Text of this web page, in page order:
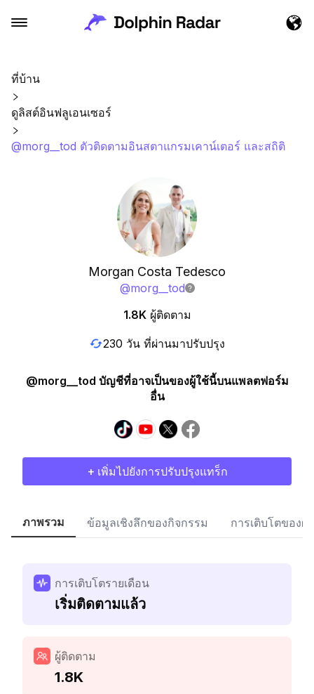
ที่บ้าน
ดูลิสต์อินฟลูเอนเซอร์
@morg__tod ตัวติดตามอินสตาแกรมเคาน์เตอร์ และสถิติ
Morgan Costa Tedesco
@morg__tod
1.8K ผู้ติดตาม
230 วัน ที่ผ่านมาปรับปรุง
@morg__tod บัญชีที่อาจเป็นของผู้ใช้นี้บนแพลตฟอร์ม
อื่น
+ เพิ่มไปยังการปรับปรุงแทร็ก
ภาพรวม ข้อมูลเชิงลึกของกิจกรรม การเติบโตของผู้
การเติบโตรายเดือน
เริ่มติดตามแล้ว
ผู้ติดตาม
1.8K